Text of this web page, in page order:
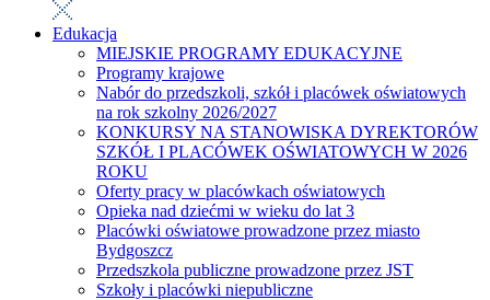
Edukacja
MIEJSKIE PROGRAMY EDUKACYJNE
Programy krajowe
Nabór do przedszkoli, szkół i placówek oświatowych
na rok szkolny 2026/2027
KONKURSY NA STANOWISKA DYREKTORÓW
SZKÓŁ I PLACÓWEK OŚWIATOWYCH W 2026
ROKU
Oferty pracy w placówkach oświatowych
Opieka nad dziećmi w wieku do lat 3
Placówki oświatowe prowadzone przez miasto
Bydgoszcz
Przedszkola publiczne prowadzone przez JST
Szkoły i placówki niepubliczne